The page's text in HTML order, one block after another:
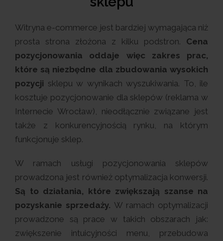
Witryna e-commerce jest bardziej wymagająca niż
prosta strona złożona z kilku podstron. Cena
pozycjonowania oddaje więc zakres prac,
które są niezbędne dla zbudowania wysokich
pozycji sklepu w wynikach wyszukiwania. To, ile
kosztuje pozycjonowanie dla sklepów (reklama w
Internecie Wrocław), nieodłącznie związane jest
także z konkurencyjnością rynku, na którym
funkcjonuje sklep.
W ramach usługi pozycjonowania sklepów
prowadzona jest również optymalizacja konwersji.
Są to działania, które zwiększają szanse na
pozyskanie sprzedaży. W ramach optymalizacji
prowadzone są prace w takich obszarach jak:
zwiększenie intuicyjności menu, przebudowa